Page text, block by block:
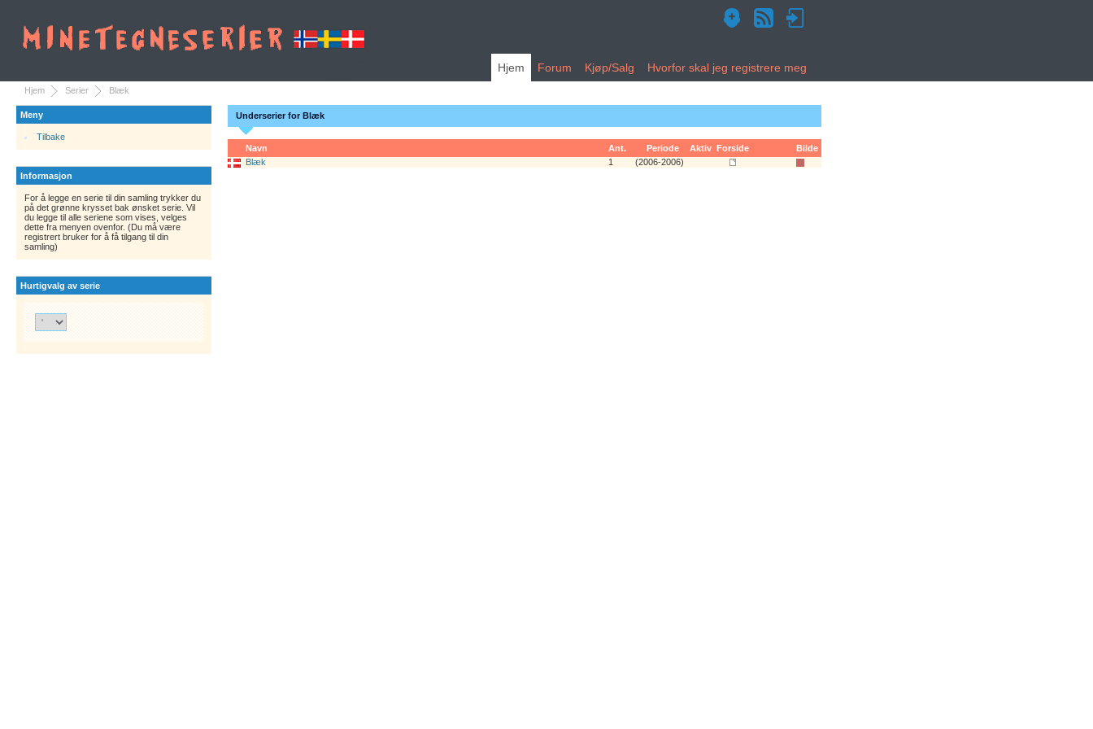
Hjem Forum Kjøp/Salg Hvorfor skal jeg registrere meg
Hjem Serier Blæk
Meny
Tilbake
Informasjon
For å legge en serie til din samling trykker du
på det grønne krysset bak ønsket serie. Vil
du legge til alle seriene som vises, velges
dette fra menyen ovenfor. (Du må være
registrert bruker for å få tilgang til din
samling)
Hurtigvalg av serie
Underserier for Blæk
Navn Ant. Periode Aktiv Forside
Bilde
Blæk
1 (2006-2006)